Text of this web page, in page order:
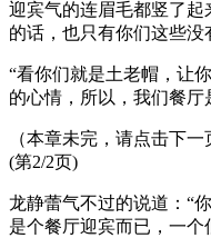
迎宾气的连眉毛都竖了起
的话，也只有你们这些
“看你们就是土老帽，让
的心情，所以，我们餐厅
（本章未完，请点击下
(第2/2页)
龙静蕾气不过的说道：“
是个餐厅迎宾而已，一个